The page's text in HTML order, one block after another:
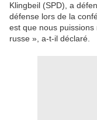
Klingbeil (SPD), a
défense lors de la
est que nous
russe », a-t-il déclaré.